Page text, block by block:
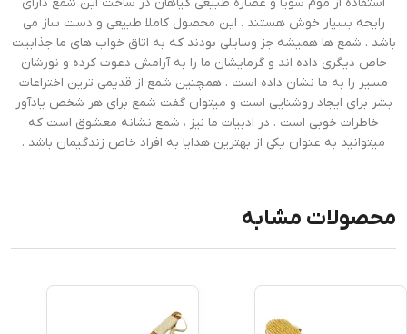
رایحه بسیار خوش هستند . این محصول کاملا طبیعی و دست ساز می
باشد . شمع ها همیشه جز وسایلی بودند که به اتاق خواب های ما جذابیت
خاص دیگری داده اند و گرمایشان ما را به آرامش دعوت کرده و نورشان
مسیر را به ما نشان داده است . همچنین شمع از قدیمی ترین اختراعات
بشر برای ایجاد روشنایی است و میتوان گفت شمع برای هر شخص یادآور
خاطرات خوبی است . در ادبیات ما نیز ، شمع نشانه معشوق است که
میتوانید به عنوان یکی از بهترین هدایا به افراد خاص زندگیمان باشد .
محصولات مشابه